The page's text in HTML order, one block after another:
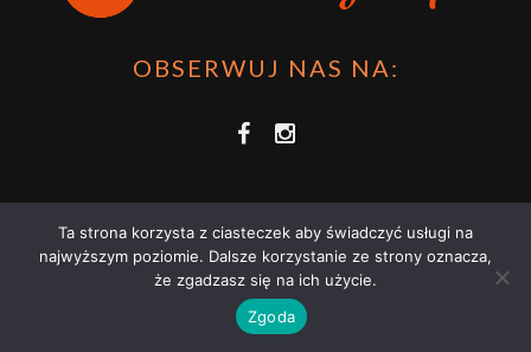
OBSERWUJ NAS NA:
COPRZECZYTAĆ.PL 2021 | STRONA WYKORZYSTUJE PLIKI COOKIES |
POLITYKĄ PRYWATNOŚCI
Ta strona korzysta z ciasteczek aby świadczyć usługi na
najwyższym poziomie. Dalsze korzystanie ze strony oznacza,
że zgadzasz się na ich użycie.
Zgoda